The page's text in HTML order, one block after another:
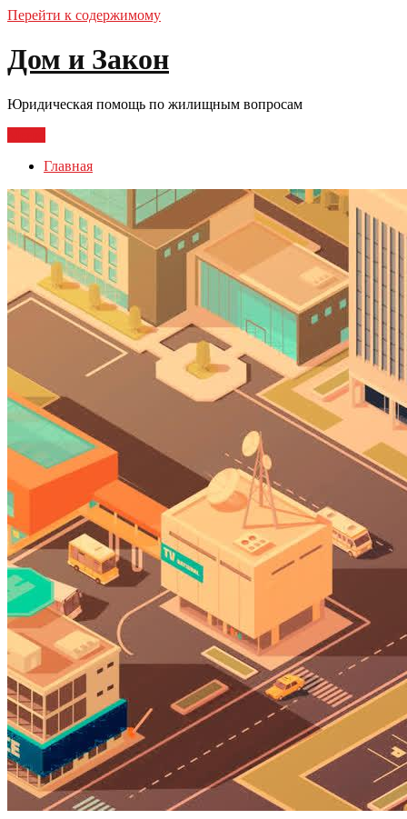
Перейти к содержимому
Дом и Закон
Юридическая помощь по жилищным вопросам
Главная